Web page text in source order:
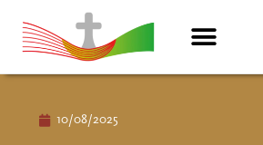
10/08/2025